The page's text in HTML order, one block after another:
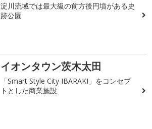
淀川流域では最大級の前方後円墳がある史
跡公園
イオンタウン茨木太田
「Smart Style City IBARAKI」をコンセプ
トとした商業施設